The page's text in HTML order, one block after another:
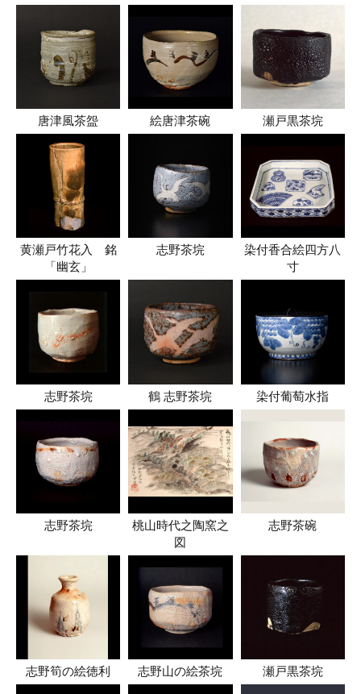
唐津風茶盌 絵唐津茶碗 瀬戸黒茶垸
黄瀬戸竹花入 銘
「幽玄」
志野茶垸
染付香合絵四方八
寸
志野茶垸 鶴 志野茶垸 染付葡萄水指
志野茶垸
桃山時代之陶窯之
図
志野茶碗
志野筍の絵徳利 志野山の絵茶垸 瀬戸黒茶垸